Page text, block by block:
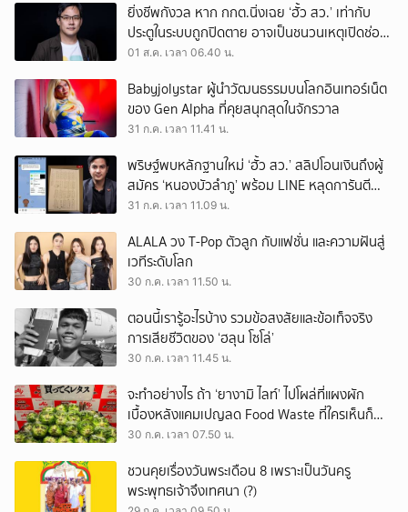
ยิ่งชีพกังวล หาก กกต.นิ่งเฉย ‘ฮั้ว สว.’ เท่ากับ
ประตูในระบบถูกปิดตาย อาจเป็นชนวนเหตุเปิดช่อง
‘ลงถนน’
01 ส.ค. เวลา 06.40 น.
Babyjolystar ผู้นำวัฒนธรรมบนโลกอินเทอร์เน็ต
ของ Gen Alpha ที่คุยสนุกสุดในจักรวาล
31 ก.ค. เวลา 11.41 น.
พริษฐ์พบหลักฐานใหม่ ‘ฮั้ว สว.’ สลิปโอนเงินถึงผู้
สมัคร ‘หนองบัวลำภู’ พร้อม LINE หลุดการันตี
ตำแหน่ง
31 ก.ค. เวลา 11.09 น.
ALALA วง T-Pop ตัวลูก กับแฟชั่น และความฝันสู่
เวทีระดับโลก
30 ก.ค. เวลา 11.50 น.
ตอนนี้เรารู้อะไรบ้าง รวมข้อสงสัยและข้อเท็จจริง
การเสียชีวิตของ ‘ฮลุน โซโล่’
30 ก.ค. เวลา 11.45 น.
จะทำอย่างไร ถ้า ‘ยางามิ ไลท์’ ไปโผล่ที่แผงผัก
เบื้องหลังแคมเปญลด Food Waste ที่ใครเห็นก็
ต้องหันมอง
30 ก.ค. เวลา 07.50 น.
ชวนคุยเรื่องวันพระเดือน 8 เพราะเป็นวันครู
พระพุทธเจ้าจึงเทศนา (?)